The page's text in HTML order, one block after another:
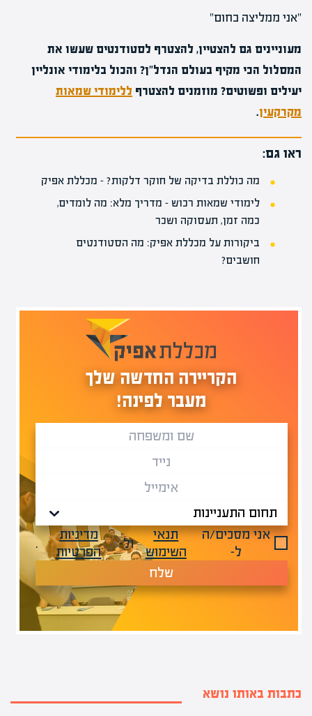
"אני ממליצה בחום"
מעוניינים גם להצטיין, להצטרף לסטודנטים שעשו את
המסלול הכי מקיף בעולם הנדל"ן? והכול בלימודי אונליין
יעילים ופשוטים? מוזמנים להצטרף ללימודי שמאות
מקרקעין.
ראו גם:
מה כוללת בדיקה של חוקר דלקות? – מכללת אפיק
לימודי שמאות רכוש – מדריך מלא: מה לומדים,
כמה זמן, תעסוקה ושכר
ביקורות על מכללת אפיק: מה הסטודנטים
חושבים?
הקריירה החדשה שלך
מעבר לפינה!
אני מסכים/ה
ל-
תנאי
השימוש
ול-
מדיניות
הפרטיות
.
שלח
כתבות באותו נושא